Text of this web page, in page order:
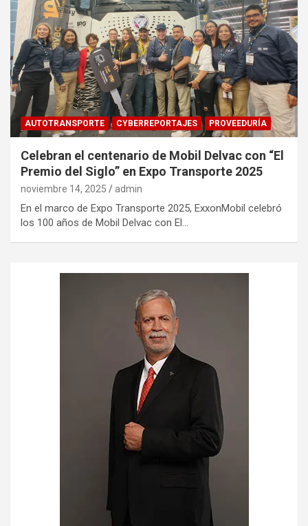
AUTOTRANSPORTE CYBERREPORTAJES PROVEEDURÍA
Celebran el centenario de Mobil Delvac con “El
Premio del Siglo” en Expo Transporte 2025
noviembre 14, 2025 admin
En el marco de Expo Transporte 2025, ExxonMobil celebró
los 100 años de Mobil Delvac con El…